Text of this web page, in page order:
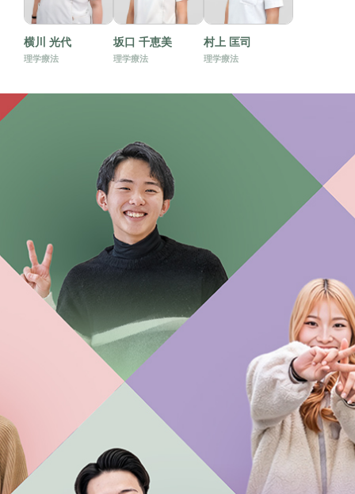
横川 光代
理学療法
坂口 千恵美
理学療法
村上 匡司
理学療法